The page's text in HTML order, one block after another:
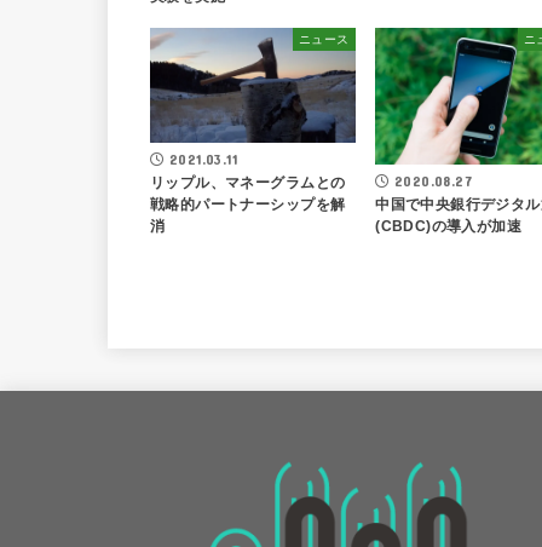
ニュース
2021.03.11
リップル、マネーグラムとの
戦略的パートナーシップを解
消
ニ
2020.08.27
中国で中央銀行デジタ
(CBDC)の導入が加速